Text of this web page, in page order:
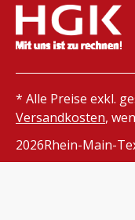
* Alle Preise exkl.
Versandkosten,
2026Rhein-Main-